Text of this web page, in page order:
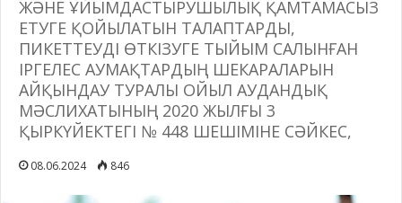
ЖӘНЕ ҰЙЫМДАСТЫРУШЫЛЫҚ ҚАМТАМАСЫЗ
ЕТУГЕ ҚОЙЫЛАТЫН ТАЛАПТАРДЫ,
ПИКЕТТЕУДІ ӨТКІЗУГЕ ТЫЙЫМ САЛЫНҒАН
ІРГЕЛЕС АУМАҚТАРДЫҢ ШЕКАРАЛАРЫН
АЙҚЫНДАУ ТУРАЛЫ ОЙЫЛ АУДАНДЫҚ
МӘСЛИХАТЫНЫҢ 2020 ЖЫЛҒЫ 3
ҚЫРКҮЙЕКТЕГІ № 448 ШЕШІМІНЕ СӘЙКЕС,
08.06.2024 846